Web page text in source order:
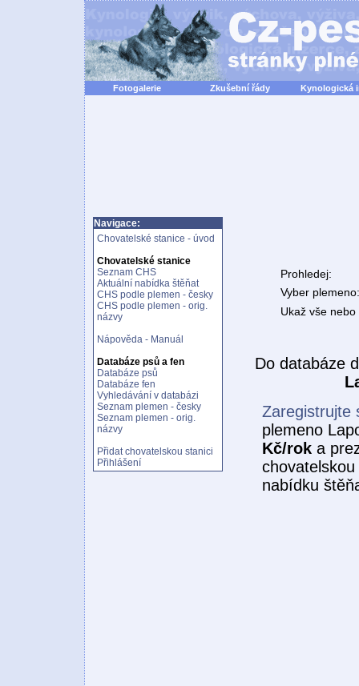
Fotogalerie Zkušební řády Kynologická
Navigace:
Chovatelské stanice - úvod
Chovatelské stanice
Seznam CHS
Aktuální nabídka štěňat
CHS podle plemen - česky
CHS podle plemen - orig.
názvy
Nápověda - Manuál
Databáze psů a fen
Databáze psů
Databáze fen
Vyhledávání v databázi
Seznam plemen - česky
Seznam plemen - orig.
názvy
Přidat chovatelskou stanici
Přihlášení
Prohledej:
Vyber plemeno:
Ukaž vše
Do databáze
Zaregistrujte
plemeno
Kč/rok a
nabídku